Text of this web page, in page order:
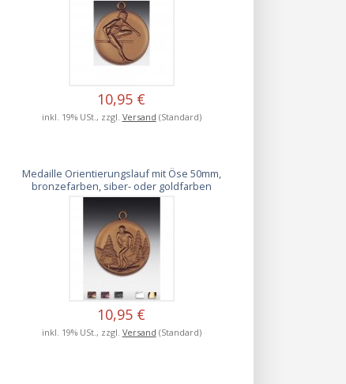
10,95 €
inkl. 19% USt., zzgl. Versand (Standard)
Medaille Orientierungslauf mit Öse 50mm,
bronzefarben, siber- oder goldfarben
10,95 €
inkl. 19% USt., zzgl. Versand (Standard)